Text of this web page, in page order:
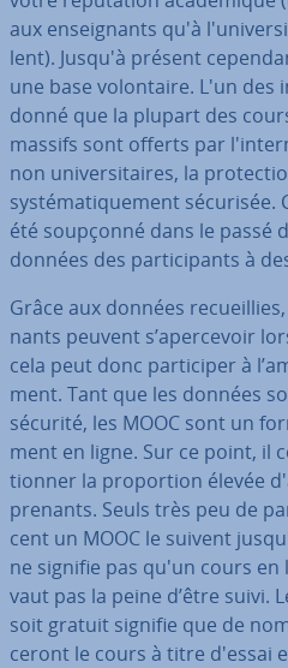
aux en­seig­nants qu'à
lent). Jusqu'à présent
une base vo­lon­taire. L'un
donné que la plupart des
massifs sont offerts par
non uni­ver­si­taires, la
sys­té­ma­ti­que­ment sécurisée.
été soupçonné dans le passé
données des par­ti­ci­pants à
Grâce aux données
nants peuvent s’aper­ce­voir
cela peut donc par­ti­ci­per à
ment. Tant que les données
sécurité, les MOOC sont un
ment en ligne. Sur ce point, il
tion­ner la pro­por­tion élevée
pre­nants. Seuls très peu de
cent un MOOC le suivent
ne signifie pas qu'un cours
vaut pas la peine d’être suivi.
soit gratuit signifie que de
ce­ront le cours à titre d'essai